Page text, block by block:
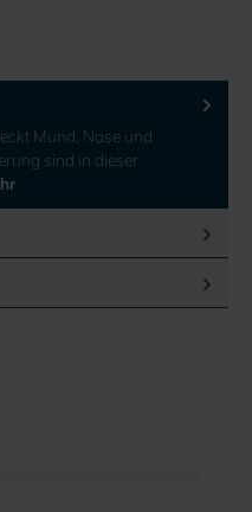
Mund, Nase und
sind in dieser